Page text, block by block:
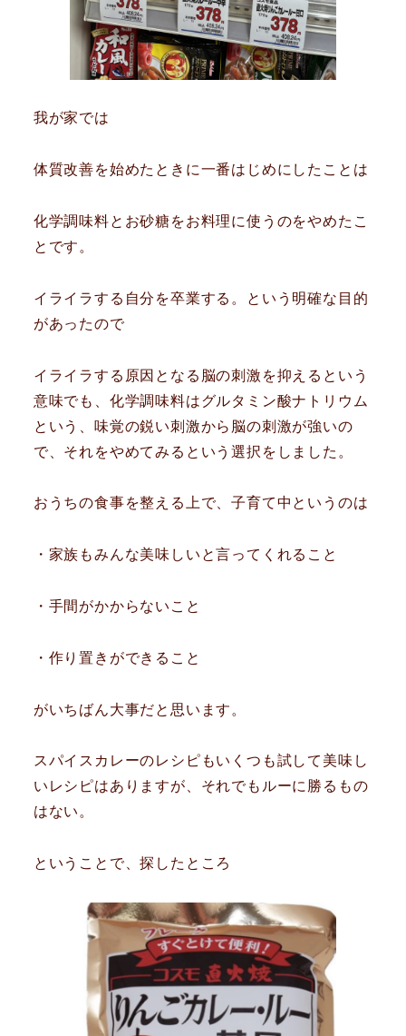
我が家では
体質改善を始めたときに一番はじめにしたことは
化学調味料とお砂糖をお料理に使うのをやめたこ
とです。
イライラする自分を卒業する。という明確な目的
があったので
イライラする原因となる脳の刺激を抑えるという
意味でも、化学調味料はグルタミン酸ナトリウム
という、味覚の鋭い刺激から脳の刺激が強いの
で、それをやめてみるという選択をしました。
おうちの食事を整える上で、子育て中というのは
・家族もみんな美味しいと言ってくれること
・手間がかからないこと
・作り置きができること
がいちばん大事だと思います。
スパイスカレーのレシピもいくつも試して美味し
いレシピはありますが、それでもルーに勝るもの
はない。
ということで、探したところ